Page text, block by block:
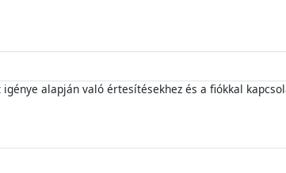
alapján való értesítésekhez és a fiókkal